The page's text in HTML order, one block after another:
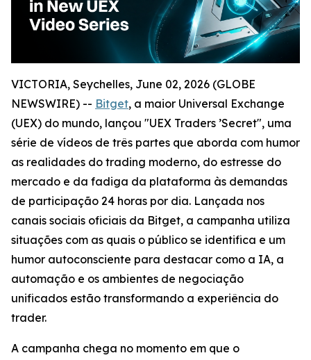
VICTORIA, Seychelles, June 02, 2026 (GLOBE
NEWSWIRE) -- Bitget, a maior Universal Exchange
(UEX) do mundo, lançou "UEX Traders ’Secret", uma
série de vídeos de três partes que aborda com humor
as realidades do trading moderno, do estresse do
mercado e da fadiga da plataforma às demandas
de participação 24 horas por dia. Lançada nos
canais sociais oficiais da Bitget, a campanha utiliza
situações com as quais o público se identifica e um
humor autoconsciente para destacar como a IA, a
automação e os ambientes de negociação
unificados estão transformando a experiência do
trader.
A campanha chega no momento em que o